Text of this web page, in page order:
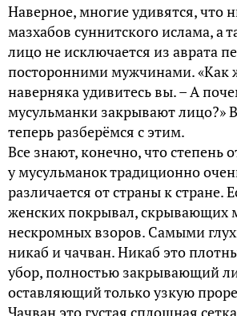
Наверное, многие удивятся, что
мазхабов суннитского ислама, а
лицо не исключается из аврата
посторонними мужчинами. «Как
наверняка удивитесь вы. – А
мусульманки закрывают лицо?»
теперь разберёмся с этим.
Все знают, конечно, что степень
у мусульманок традиционно
различается от страны к стране.
женских покрывал, скрывающих
нескромных взоров. Самыми
никаб и чачван. Никаб это
убор, полностью закрывающий
оставляющий только узкую
Чачван это густая сплошная